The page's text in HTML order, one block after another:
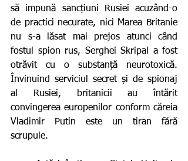
să impună sancțiuni Rusiei acuzând-o
de practici necurate, nici Marea Britanie
nu s-a lăsat mai prejos atunci când
fostul spion rus, Serghei Skripal a fost
otrăvit cu o substanță neurotoxică.
Învinuind serviciul secret și de spionaj
al Rusiei, britanicii au întărit
convingerea europenilor conform căreia
Vladimir Putin este un tiran fără
scrupule.